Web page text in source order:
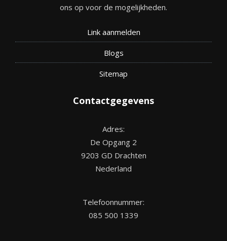
ons op voor de mogelijkheden.
Link aanmelden
Blogs
Sitemap
Contactgegevens
Adres:
De Opgang 2
9203 GD Drachten
Nederland
Telefoonnummer:
085 500 1339